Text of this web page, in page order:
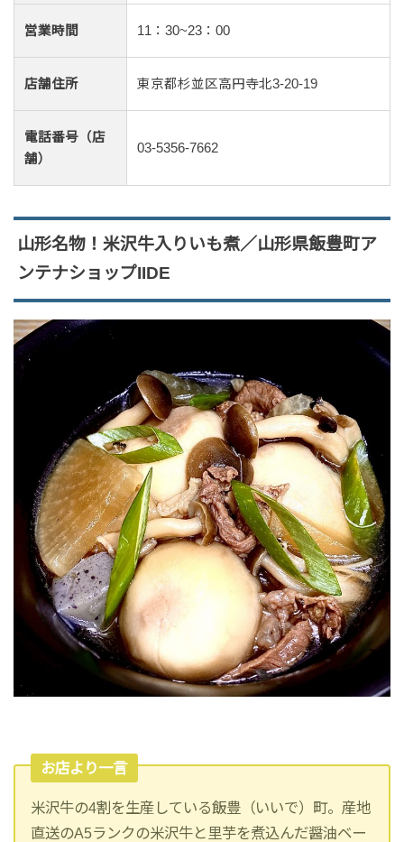
営業時間 11：30~23：00
店舗住所 東京都杉並区高円寺北3-20-19
電話番号（店
舗）
03-5356-7662
山形名物！米沢牛入りいも煮／山形県飯豊町ア
ンテナショップIIDE
お店より一言
米沢牛の4割を生産している飯豊（いいで）町。産地
直送のA5ランクの米沢牛と里芋を煮込んだ醤油ベー